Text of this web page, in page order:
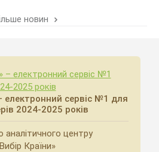
новин
електронний сервіс №1 для
2024-2025 років
аналітичного центру
Країни»